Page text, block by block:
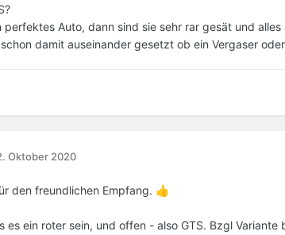
perfektes Auto, dann sind sie sehr rar gesät und
damit auseinander gesetzt ob ein Vergaser
Oktober 2020
den freundlichen Empfang. 👍
es ein roter sein, und offen - also GTS. Bzgl